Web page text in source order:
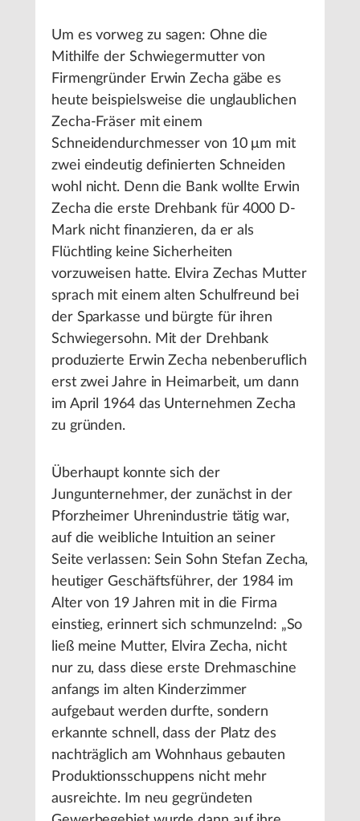
Um es vorweg zu sagen: Ohne die
Mithilfe der Schwiegermutter von
Firmengründer Erwin Zecha gäbe es
heute beispielsweise die unglaublichen
Zecha-Fräser mit einem
Schneidendurchmesser von 10 μm mit
zwei eindeutig definierten Schneiden
wohl nicht. Denn die Bank wollte Erwin
Zecha die erste Drehbank für 4000 D-
Mark nicht finanzieren, da er als
Flüchtling keine Sicherheiten
vorzuweisen hatte. Elvira Zechas Mutter
sprach mit einem alten Schulfreund bei
der Sparkasse und bürgte für ihren
Schwiegersohn. Mit der Drehbank
produzierte Erwin Zecha nebenberuflich
erst zwei Jahre in Heimarbeit, um dann
im April 1964 das Unternehmen Zecha
zu gründen.
Überhaupt konnte sich der
Jungunternehmer, der zunächst in der
Pforzheimer Uhrenindustrie tätig war,
auf die weibliche Intuition an seiner
Seite verlassen: Sein Sohn Stefan Zecha,
heutiger Geschäftsführer, der 1984 im
Alter von 19 Jahren mit in die Firma
einstieg, erinnert sich schmunzelnd: „So
ließ meine Mutter, Elvira Zecha, nicht
nur zu, dass diese erste Drehmaschine
anfangs im alten Kinderzimmer
aufgebaut werden durfte, sondern
erkannte schnell, dass der Platz des
nachträglich am Wohnhaus gebauten
Produktionsschuppens nicht mehr
ausreichte. Im neu gegründeten